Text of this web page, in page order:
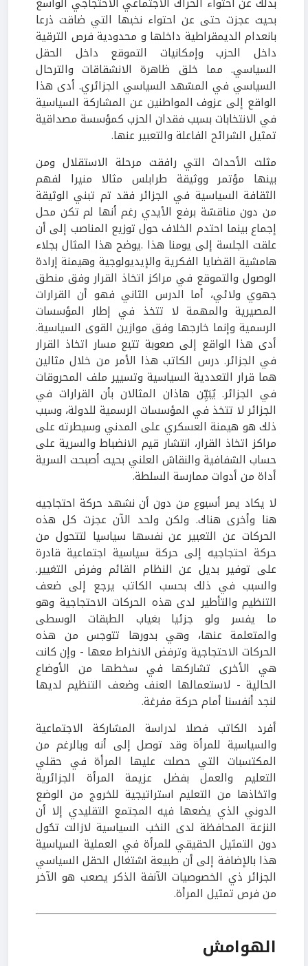
بحيث عجزت حتى عن احتواء نخبها التي ضاقت ذرعا
بانعدام الديمقراطية داخلها و محدودية فرص الترقية
داخل الحزب وإمكانيات التموقع داخل الحقل
السياسي. مما خلق ظاهرة الانشقاقات والترحال
السياسي في المشهد السياسي الجزائري. أدى هذا
الواقع إلى عزوف المواطنين عن المشاركة السياسية
في الانتخابات بسبب فقدان الحزب كمؤسسة مصداقية
تمثيل الشرائح الفاعلة والتعبير عنها.
مثلت الأحداث التي رافقت مرحلة الاستقلال ومن
بينها مؤتمر ووثيقة طرابلس مثالا منيرا لفهم
الثقافة السياسية في الجزائر فقد تم تبني الوثيقة
من دون مناقشة برفع الأيدي رغم أنها لم تكن محل
إجماع بينما احتدم الخلاف حول توزيع المناصب إلى أن
علقت الجلسة إلى يومنا هذا .يوضح هذا المثال بجلاء
هامشية القضايا الفكرية والإيديولوجية وهيمنة إرادة
الوصول والتموقع في مراكز اتخاذ القرار وفق منطق
جهوي ولائي، أما الدرس الثاني فهو أن القرارات
المصيرية والمهمة لا تتخذ في إطار المؤسسات
الرسمية وإنما خارجها وفق موازين القوى السياسية.
أدى هذا الواقع إلى صعوبة تتبع مسار اتخاذ القرار
في الجزائر. درس الكاتب هذا الأمر من خلال مثالين
هما قرار التعددية السياسية وتسيير ملف المحروقات
في الجزائر. يٌبَيِّن هاذان المثالان بأن القرارات في
الجزائر لا تتخذ في المؤسسات الرسمية للدولة، وسبب
ذلك هو هيمنة العسكري على المدني وسيطرته على
مراكز اتخاذ القرار، انتشار قيم الانضباط والسرية على
حساب الشفافية والنقاش العلني بحيث أصبحت السرية
أداة من أدوات ممارسة السلطة.
لا يكاد يمر أسبوع من دون أن نشهد حركة احتجاجيه
هنا وأخرى هناك. ولكن ولحد الآن عجزت كل هذه
الحركات عن التعبير عن نفسها سياسيا لتتحول من
حركة احتجاجيه إلى حركة سياسية اجتماعية قادرة
على توفير بديل عن النظام القائم وفرض التغيير.
والسبب في ذلك بحسب الكاتب يرجع إلى ضعف
التنظيم والتأطير لدى هذه الحركات الاحتجاجية وهو
ما يفسر ولو جزئيا بغياب الطبقات الوسطى
والمتعلمة عنها، وهي بدورها تتوجس من هذه
الحركات الاحتجاجية وترفض الانخراط معها - وإن كانت
هي الأخرى تشاركها في سخطها من الأوضاع
الحالية - لاستعمالها العنف وضعف التنظيم لديها
لنجد أنفسنا أمام حركة مفرغة.
أفرد الكاتب فصلا لدراسة المشاركة الاجتماعية
والسياسية للمرأة وقد توصل إلى أنه وبالرغم من
المكتسبات التي حصلت عليها المرأة في حقلي
التعليم والعمل بفضل عزيمة المرأة الجزائرية
واتخاذها من التعليم استراتيجية للخروج من الوضع
الدوني الذي يضعها فيه المجتمع التقليدي إلا أن
النزعة المحافظة لدى النخب السياسية لازالت تحُول
دون التمثيل الحقيقي للمرأة في العملية السياسية
هذا بالإضافة إلى أن طبيعة اشتغال الحقل السياسي
الجزائر ذي الخصوصيات الآنفة الذكر يصعب هو الآخر
من فرص تمثيل المرأة.
الهوامش